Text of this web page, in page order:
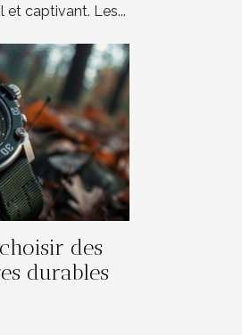
et captivant. Les...
des
durables